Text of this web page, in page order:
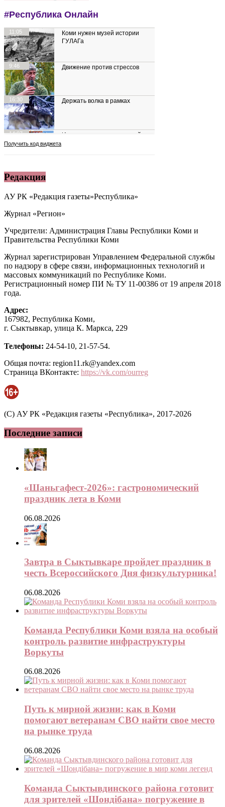
Редакция
АУ РК «Редакция газеты»Республика»
Журнал «Регион»
Учредители: Администрация Главы Республики Коми и
Правительства Республики Коми
Журнал зарегистрирован Управлением Федеральной службы
по надзору в сфере связи, информационных технологий и
массовых коммуникаций по Республике Коми.
Регистрационный номер ПИ № ТУ 11-00386 от 19 апреля 2018
года.
Адрес:
167982, Республика Коми,
г. Сыктывкар, улица К. Маркса, 229
Телефоны: 24-54-10, 21-57-54.
Общая почта: region11.rk@yandex.com
Страница ВКонтакте: https://vk.com/ourreg
(C) АУ РК «Редакция газеты «Республика», 2017-2026
Последние записи
«Шаньгафест-2026»: гастрономический
праздник лета в Коми
06.08.2026
Завтра в Сыктывкаре пройдет праздник в
честь Всероссийского Дня физкультурника!
06.08.2026
Команда Республики Коми взяла на особый
контроль развитие инфраструктуры
Воркуты
06.08.2026
Путь к мирной жизни: как в Коми
помогают ветеранам СВО найти свое место
на рынке труда
06.08.2026
Команда Сыктывдинского района готовит
для зрителей «Шондібана» погружение в